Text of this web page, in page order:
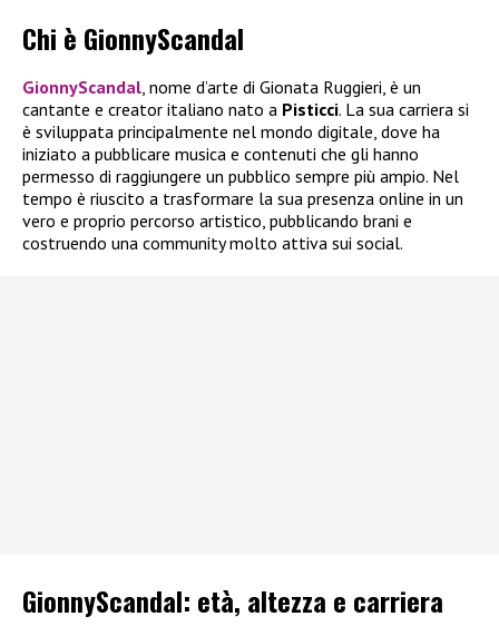
Chi è GionnyScandal
GionnyScandal, nome d’arte di Gionata Ruggieri, è un
cantante e creator italiano nato a Pisticci. La sua carriera si
è sviluppata principalmente nel mondo digitale, dove ha
iniziato a pubblicare musica e contenuti che gli hanno
permesso di raggiungere un pubblico sempre più ampio. Nel
tempo è riuscito a trasformare la sua presenza online in un
vero e proprio percorso artistico, pubblicando brani e
costruendo una community molto attiva sui social.
GionnyScandal: età, altezza e carriera